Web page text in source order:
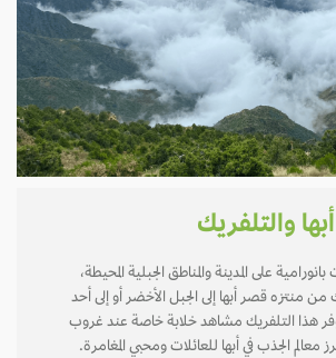
والتلفريك
على المدينة والمناطق الجبلية المحيطة،
منتزه قصر أبها إلى الجبل الأخضر أو إلى أحد
هذا التلفريك مشاهد خلابة خاصة عند غروب
الجذب في أبها للعائلات ومحبي المغامرة.